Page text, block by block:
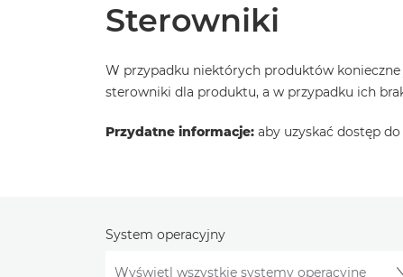
Sterowniki
W przypadku niektórych produktów
sterowniki dla produktu, a w przypadku ich
Przydatne informacje: aby uzyskać dostęp
System operacyjny